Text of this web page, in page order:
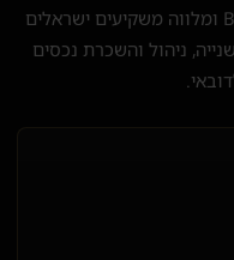
דנסיה פועלת ממשרד ב-Business Bay ומלווה משקיעים ישראלים
ניהול והשכרת נכסים